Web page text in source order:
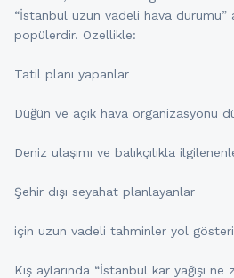
“İstanbul uzun vadeli hava durumu”
popülerdir. Özellikle:
Tatil planı yapanlar
Düğün ve açık hava organizasyonu
Deniz ulaşımı ve balıkçılıkla
Şehir dışı seyahat planlayanlar
için uzun vadeli tahminler yol
Kış aylarında “İstanbul kar yağışı ne